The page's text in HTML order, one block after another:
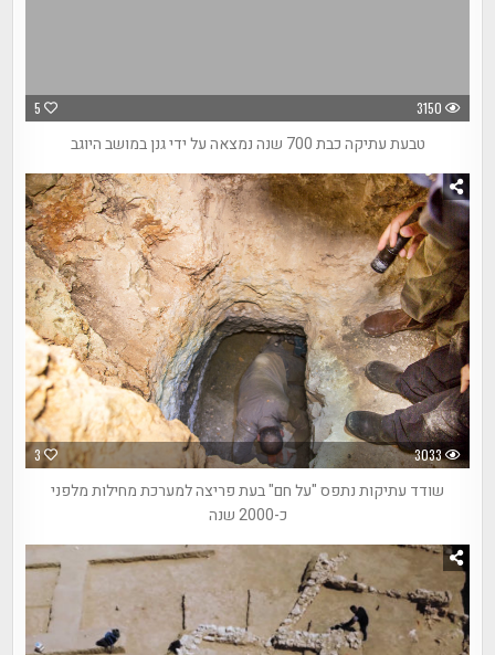
5 3150
טבעת עתיקה כבת 700 שנה נמצאה על ידי גנן במושב היוגב
3 3033
שודד עתיקות נתפס "על חם" בעת פריצה למערכת מחילות מלפני
כ-2000 שנה